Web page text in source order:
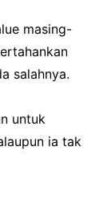
masing-
salahnya.
untuk
ia tak